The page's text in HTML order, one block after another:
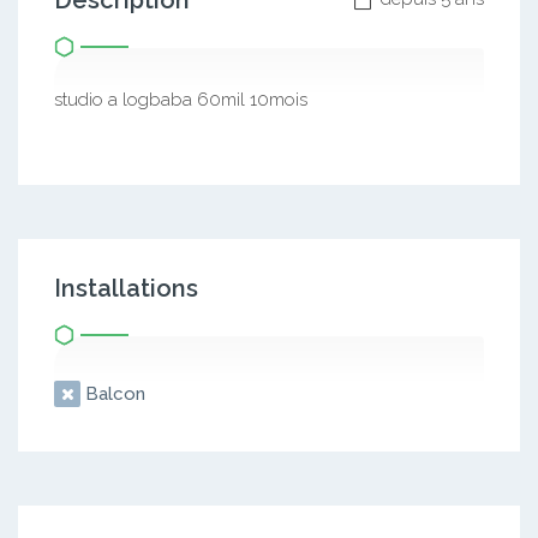
studio a logbaba 60mil 10mois
Installations
Balcon